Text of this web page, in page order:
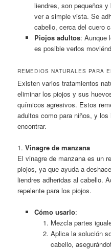
liendres, son pequeños
ver a simple vista. Se
cabello, cerca del cuero
Piojos adultos: Aunque
es posible verlos
REMEDIOS NATURALES PARA
Existen varios tratamientos
eliminar los piojos y sus
químicos agresivos. Estos
adultos como para niños, y
encontrar.
1.Vinagre de manzana
El vinagre de manzana es un
piojos, ya que ayuda a
liendres adheridas al cabello.
repelente para los piojos.
Cómo usarlo:
Mezcla partes
Aplica la solución
cabello,